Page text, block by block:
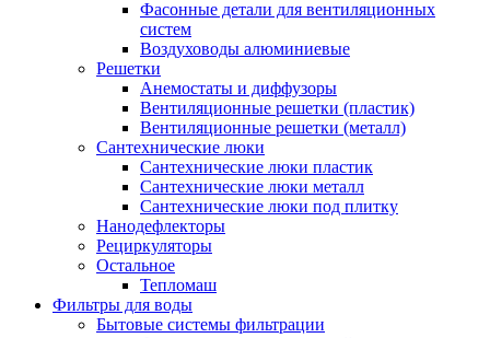
Фасонные детали для вентиляционных
систем
Воздуховоды алюминиевые
Решетки
Анемостаты и диффузоры
Вентиляционные решетки (пластик)
Вентиляционные решетки (металл)
Сантехнические люки
Сантехнические люки пластик
Сантехнические люки металл
Сантехнические люки под плитку
Нанодефлекторы
Рециркуляторы
Остальное
Тепломаш
Фильтры для воды
Бытовые системы фильтрации